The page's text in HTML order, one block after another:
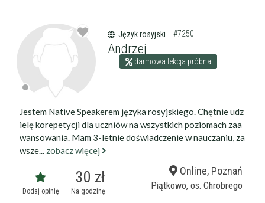
Język rosyjski #7250
Andrzej
darmowa lekcja próbna
Jestem Native Speakerem języka rosyjskiego. Chętnie udz
ielę korepetycji dla uczniów na wszystkich poziomach zaa
wansowania. Mam 3-letnie doświadczenie w nauczaniu, za
wsze... zobacz więcej
Dodaj opinię
30 zł
Na godzinę
Online, Poznań
Piątkowo, os. Chrobrego